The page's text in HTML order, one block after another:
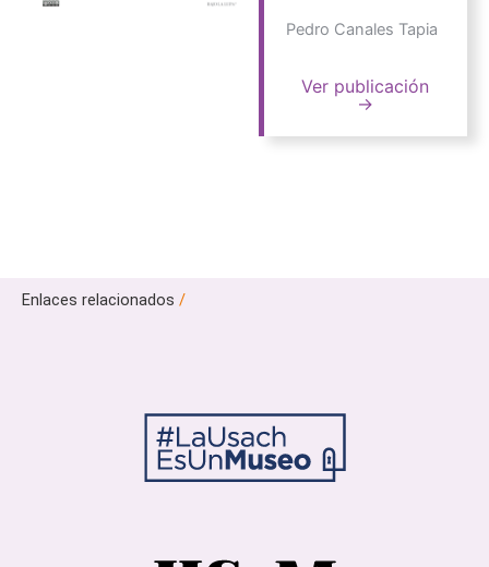
Pedro Canales Tapia
Ver publicación
→
Enlaces relacionados /